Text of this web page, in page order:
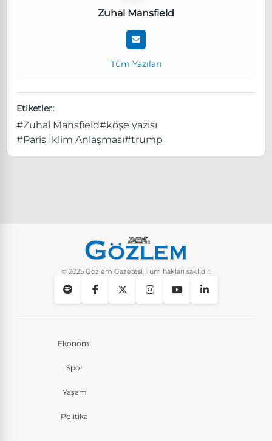
Zuhal Mansfield
Tüm Yazıları
Etiketler:
#Zuhal Mansfield#köşe yazısı
#Paris İklim Anlaşması#trump
© 2025 Gözlem Gazetesi. Tüm hakları saklıdır.
Ekonomi
Spor
Yaşam
Politika